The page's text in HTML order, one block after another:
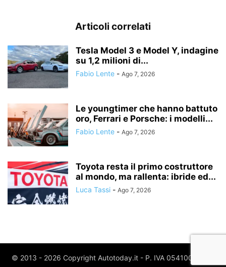
Articoli correlati
Tesla Model 3 e Model Y, indagine
su 1,2 milioni di...
Fabio Lente - Ago 7, 2026
Le youngtimer che hanno battuto
oro, Ferrari e Porsche: i modelli...
Fabio Lente - Ago 7, 2026
Toyota resta il primo costruttore
al mondo, ma rallenta: ibride ed...
Luca Tassi - Ago 7, 2026
© 2013 - 2026 Copyright Autotoday.it - P. IVA 05410020969